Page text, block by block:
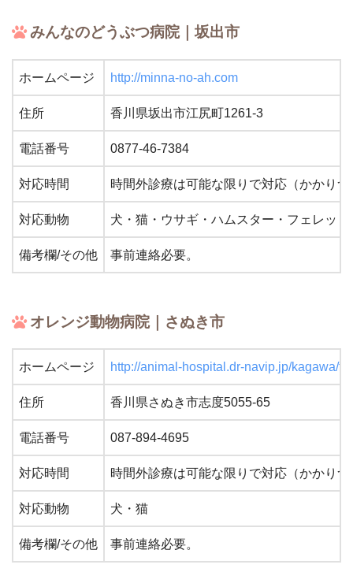
みんなのどうぶつ病院｜坂出市
ホームページ http://minna-no-ah.com
住所 香川県坂出市江尻町1261-3
電話番号 0877-46-7384
対応時間 時間外診療は可能な限りで対応（かかり
対応動物 犬・猫・ウサギ・ハムスター・フェレッ
備考欄/その他 事前連絡必要。
オレンジ動物病院｜さぬき市
ホームページ http://animal-hospital.dr-navip.jp/kagawa/
住所 香川県さぬき市志度5055-65
電話番号 087-894-4695
対応時間 時間外診療は可能な限りで対応（かかり
対応動物 犬・猫
備考欄/その他 事前連絡必要。